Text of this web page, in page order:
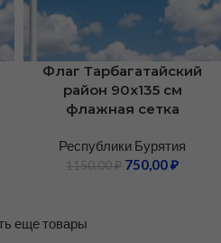
Флаг Тарбагатайский
район 90х135 см
флажная сетка
Республики Бурятия
1150,00₽ 750,00₽
еще товары